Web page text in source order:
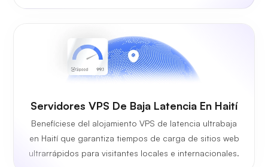
Servidores VPS De Baja Latencia En Haití
Benefíciese del alojamiento VPS de latencia ultrabaja
en Haití que garantiza tiempos de carga de sitios web
ultrarrápidos para visitantes locales e internacionales.